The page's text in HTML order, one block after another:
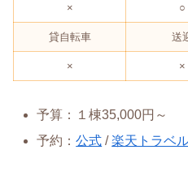
× ○
貸自転車 送
× ×
予算：１棟35,000円～
予約：公式 /楽天トラベ